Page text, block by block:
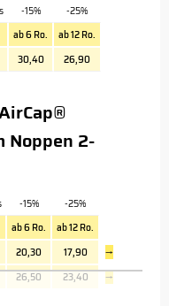
-15%
-25%
ab 6 Ro.
ab 12 Ro.
30,40 26,90
2-
-15%
-25%
ab 6 Ro.
ab 12 Ro.
20,30 17,90
→
26,50 23,40 →